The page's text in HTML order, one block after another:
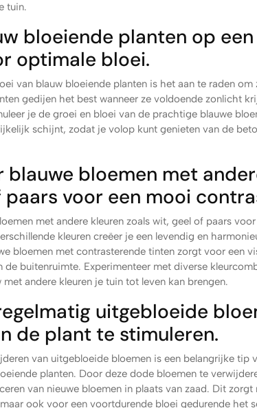
tuin.
bloeiende planten op
optimale bloei.
van blauw bloeiende planten is het aan te raden
gedijen het best wanneer ze voldoende zonlicht
je de groei en bloei van de prachtige blauwe
schijnt, zodat je volop kunt genieten van de
blauwe bloemen met
voor een mooi
met andere kleuren zoals wit, geel of paars
kleuren creëer je een levendig en
bloemen met contrasterende tinten zorgt voor een
de buitenruimte. Experimenteer met diverse
met andere kleuren je tuin tot leven kan brengen.
uitgebloeide
de plant te stimuleren.
van uitgebloeide bloemen is een belangrijke tip
planten. Door deze dode bloemen te
van nieuwe bloemen in plaats van zaad. Dit
ook voor een voortdurende bloei gedurende het